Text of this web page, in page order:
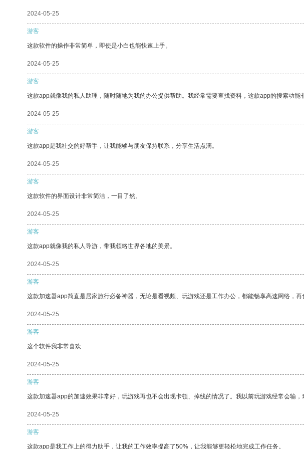
2024-05-25
游客
这款软件的操作非常简单，即使是小白也能快速上手。
2024-05-25
游客
这款app就像我的私人助理，随时随地为我的办公提供帮助。我经常需要查找资料，这款app的搜索功能
2024-05-25
游客
这款app是我社交的好帮手，让我能够与朋友保持联系，分享生活点滴。
2024-05-25
游客
这款软件的界面设计非常简洁，一目了然。
2024-05-25
游客
这款app就像我的私人导游，带我领略世界各地的美景。
2024-05-25
游客
这款加速器app简直是居家旅行必备神器，无论是看视频、玩游戏还是工作办公，都能畅享高速网络，
2024-05-25
游客
这个软件我非常喜欢
2024-05-25
游客
这款加速器app的加速效果非常好，玩游戏再也不会出现卡顿、掉线的情况了。我以前玩游戏经常会输，
2024-05-25
游客
这款app是我工作上的得力助手，让我的工作效率提高了50%，让我能够更轻松地完成工作任务。